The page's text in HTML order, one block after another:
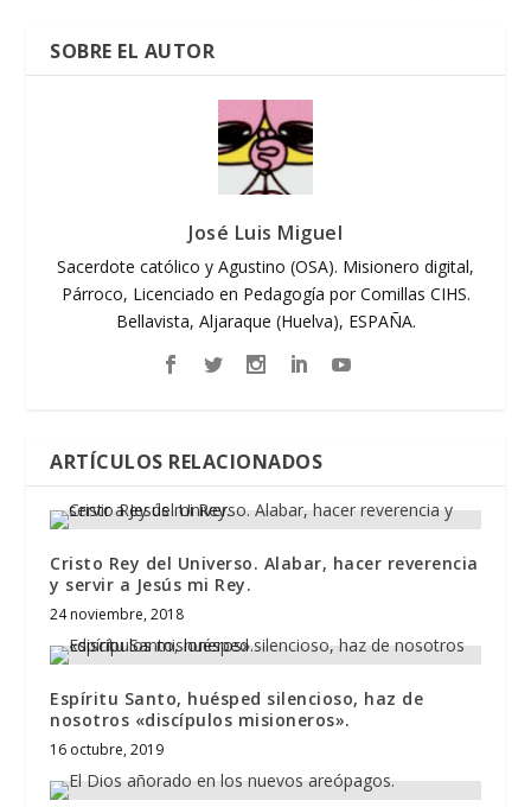
SOBRE EL AUTOR
José Luis Miguel
Sacerdote católico y Agustino (OSA). Misionero digital,
Párroco, Licenciado en Pedagogía por Comillas CIHS.
Bellavista, Aljaraque (Huelva), ESPAÑA.
ARTÍCULOS RELACIONADOS
Cristo Rey del Universo. Alabar, hacer reverencia
y servir a Jesús mi Rey.
24 noviembre, 2018
Espíritu Santo, huésped silencioso, haz de
nosotros «discípulos misioneros».
16 octubre, 2019